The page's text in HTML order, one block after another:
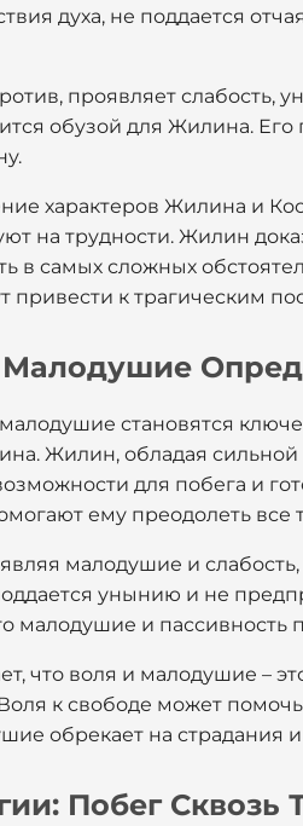
духа, не поддается
проявляет слабость,
обузой для Жилина.
характеров Жилина и
на трудности. Жилин
в самых сложных
привести к трагическим
Малодушие
становятся
Жилин, обладая сильной
для побега и
ему преодолеть все
малодушие и
унынию и не
малодушие и пассивность
что воля и малодушие –
к свободе может
обрекает на страдания
Побег Сквозь